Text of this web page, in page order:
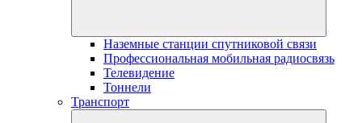
Наземные станции спутниковой связи
Профессиональная мобильная радиосвязь
Телевидение
Тоннели
Транспорт